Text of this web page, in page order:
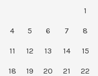
1
4 5 6 7 8
11 12 13 14 15
18 19 20 21 22